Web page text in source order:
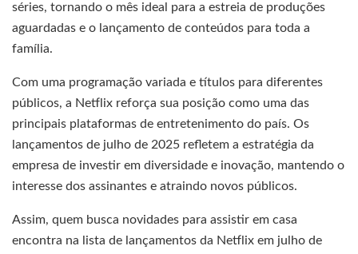
séries, tornando o mês ideal para a estreia de produções
aguardadas e o lançamento de conteúdos para toda a
família.
Com uma programação variada e títulos para diferentes
públicos, a Netflix reforça sua posição como uma das
principais plataformas de entretenimento do país. Os
lançamentos de julho de 2025 refletem a estratégia da
empresa de investir em diversidade e inovação, mantendo o
interesse dos assinantes e atraindo novos públicos.
Assim, quem busca novidades para assistir em casa
encontra na lista de lançamentos da Netflix em julho de